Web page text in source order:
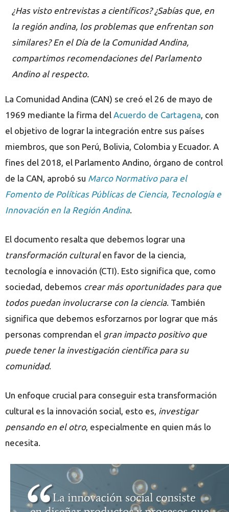
¿Has visto entrevistas a científicos? ¿Sabías que, en
la región andina, los problemas que enfrentan son
similares? En el Día de la Comunidad Andina,
compartimos recomendaciones del Parlamento
Andino al respecto.
La Comunidad Andina (CAN) se creó el 26 de mayo de
1969 mediante la firma del Acuerdo de Cartagena, con
el objetivo de lograr la integración entre sus países
miembros, que son Perú, Bolivia, Colombia y Ecuador. A
fines del 2018, el Parlamento Andino, órgano de control
de la CAN, aprobó su Marco Normativo para el
Fomento de Políticas Públicas de Ciencia, Tecnología e
Innovación en la Región Andina.
El documento resalta que debemos lograr una
transformación cultural en favor de la ciencia,
tecnología e innovación (CTI). Esto significa que, como
sociedad, debemos crear más oportunidades para que
todos puedan involucrarse con la ciencia. También
significa que debemos esforzarnos por lograr que más
personas comprendan el gran impacto positivo que
puede tener la investigación científica para su
comunidad.
Un enfoque crucial para conseguir esta transformación
cultural es la innovación social, esto es, investigar
pensando en el otro, especialmente en quien más lo
necesita.